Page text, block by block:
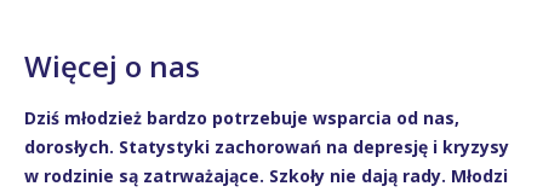
Więcej o nas
Dziś młodzież bardzo potrzebuje wsparcia od nas,
dorosłych. Statystyki zachorowań na depresję i kryzysy
w rodzinie są zatrważające. Szkoły nie dają rady. Młodzi